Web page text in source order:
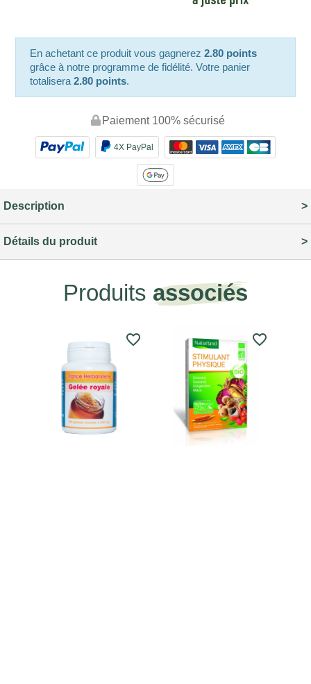
En achetant ce produit vous gagnerez2.80 points
grâce à notre programme de fidélité. Votre panier
totalisera2.80 points.
Paiement 100% sécurisé
4X PayPal
Description
Détails du produit
Produits associés
favorite_border favorite_border